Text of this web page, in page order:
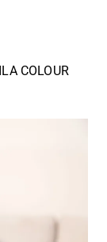
COLOUR